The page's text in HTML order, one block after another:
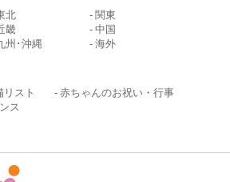
北
関東
畿
中国
州･沖縄 海外
リスト
赤ちゃんのお祝い・行事
ス